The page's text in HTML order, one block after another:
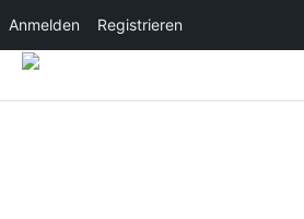
Anmelden Registrieren